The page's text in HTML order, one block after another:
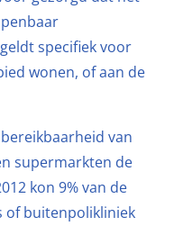
specifiek voor
wonen, of aan de
van
supermarkten de
kon 9% van de
of buitenpolikliniek